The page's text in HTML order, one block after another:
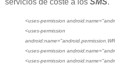
servicios de coste a los SMS.
<uses-permission
<uses-permission
<uses-permission
<uses-permission